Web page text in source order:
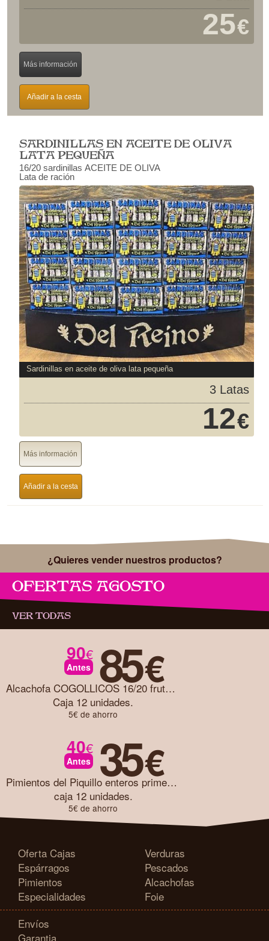
25€
Más información
Añadir a la cesta
SARDINILLAS EN ACEITE DE OLIVA
LATA PEQUEÑA
16/20 sardinillas ACEITE DE OLIVA
Lata de ración
Sardinillas en aceite de oliva lata pequeña
3 Latas
12€
Más información
Añadir a la cesta
¿Quieres vender nuestros productos?
OFERTAS AGOSTO
VER TODAS
90€
Antes 85€ Alcachofa COGOLLICOS 16/20 frutos caja 12 unidades
Caja 12 unidades.
5€ de ahorro
40€
Antes 35€ Pimientos del Piquillo enteros primera caja 12 unidades
caja 12 unidades.
5€ de ahorro
Oferta Cajas
Espárragos
Pimientos
Especialidades
Verduras
Pescados
Alcachofas
Foie
Envíos
Garantia